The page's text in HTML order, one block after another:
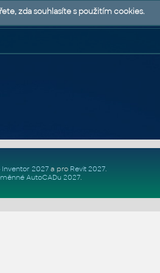
Inventor 2027a pro Revit 2027.
AutoCADu 2027.
zda souhlasíte s použitím cookies.